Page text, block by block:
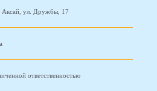
Аксай, ул. Дружбы, 17
ответственностью